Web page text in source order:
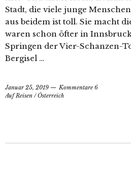
Stadt, die viele junge
aus beidem ist toll. Sie macht
waren schon öfter in
Springen der Vier-Schanzen-
Bergisel …
Januar 25, 2019
Kommentare 6
Auf Reisen /Österreich